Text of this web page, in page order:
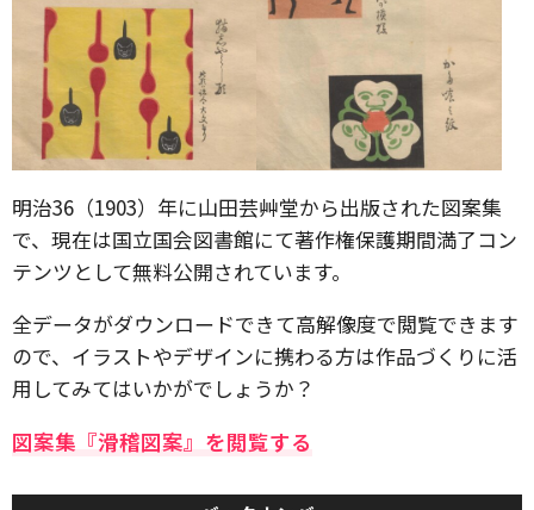
明治36（1903）年に山田芸艸堂から出版された図案集
で、現在は国立国会図書館にて著作権保護期間満了コン
テンツとして無料公開されています。
全データがダウンロードできて高解像度で閲覧できます
ので、イラストやデザインに携わる方は作品づくりに活
用してみてはいかがでしょうか？
図案集『滑稽図案』を閲覧する